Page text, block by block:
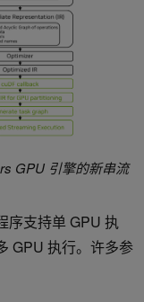
GPU 引擎的新串流
序支持单 GPU 执
GPU 执行。许多参